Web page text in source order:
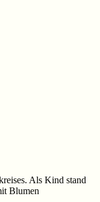
Als Kind stand
Blumen